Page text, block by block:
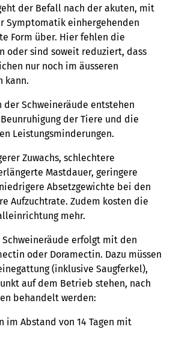
der Befall nach der akuten, mit
Symptomatik einhergehenden
Form über. Hier fehlen die
oder sind soweit reduziert, dass
nur noch im äusseren
kann.
der Schweineräude entstehen
der Tiere und die
Leistungsminderungen.
Zuwachs, schlechtere
Mastdauer, geringere
Absetzgewichte bei den
Aufzuchtrate. Zudem kosten die
mehr.
erfolgt mit den
oder Doramectin. Dazu müssen
(inklusive Saugferkel),
auf dem Betrieb stehen, nach
behandelt werden:
im Abstand von 14 Tagen mit